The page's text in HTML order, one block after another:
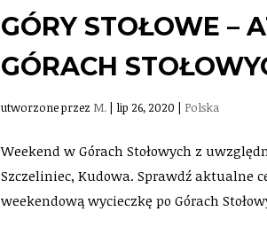
GÓRY STOŁOWE –
GÓRACH
utworzone przez M. | lip 26, 2020 | Polska
Weekend w Górach Stołowych z
Szczeliniec, Kudowa. Sprawdź aktualne
weekendową wycieczkę po Górach